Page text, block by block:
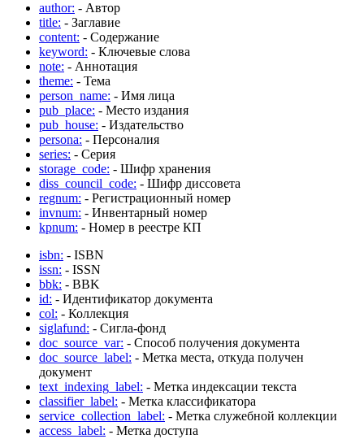
author: - Автор
title: - Заглавие
content: - Содержание
keyword: - Ключевые слова
note: - Аннотация
theme: - Тема
person_name: - Имя лица
pub_place: - Место издания
pub_house: - Издательство
persona: - Персоналия
series: - Серия
storage_code: - Шифр хранения
diss_council_code: - Шифр диссовета
regnum: - Регистрационный номер
invnum: - Инвентарный номер
kpnum: - Номер в реестре КП
isbn: - ISBN
issn: - ISSN
bbk: - BBK
id: - Идентификатор документа
col: - Коллекция
siglafund: - Сигла-фонд
doc_source_var: - Способ получения документа
doc_source_label: - Метка места, откуда получен
документ
text_indexing_label: - Метка индексации текста
classifier_label: - Метка классификатора
service_collection_label: - Метка служебной коллекции
access_label: - Метка доступа